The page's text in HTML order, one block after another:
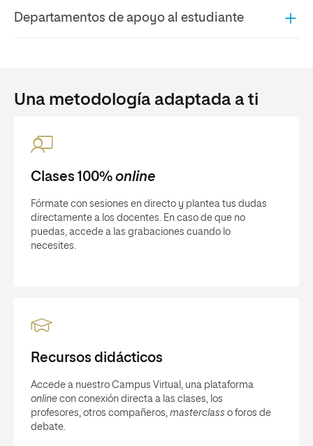
Departamentos de apoyo al estudiante
Una metodología adaptada a ti
Clases 100% online
Fórmate con sesiones en directo y plantea tus dudas
directamente a los docentes. En caso de que no
puedas, accede a las grabaciones cuando lo
necesites.
Recursos didácticos
Accede a nuestro Campus Virtual, una plataforma
online con conexión directa a las clases, los
profesores, otros compañeros, masterclass o foros de
debate.